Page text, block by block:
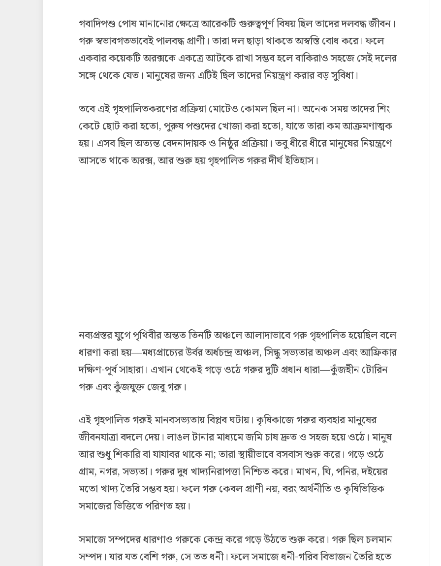
গবাদিপশু পোষ মানানোর ক্ষেত্রে আরেকটি গুরুত্বপূর্ণ বিষয় ছিল তাদের দলবদ্ধ জীবন।
গরু স্বভাবগতভাবেই পালবদ্ধ প্রাণী। তারা দল ছাড়া থাকতে অস্বস্তি বোধ করে। ফলে
একবার কয়েকটি অরক্সকে একত্রে আটকে রাখা সম্ভব হলে বাকিরাও সহজে সেই দলের
সঙ্গে থেকে যেত। মানুষের জন্য এটিই ছিল তাদের নিয়ন্ত্রণ করার বড় সুবিধা।
তবে এই গৃহপালিতকরণের প্রক্রিয়া মোটেও কোমল ছিল না। অনেক সময় তাদের শিং
কেটে ছোট করা হতো, পুরুষ পশুদের খোজা করা হতো, যাতে তারা কম আক্রমণাত্মক
হয়। এসব ছিল অত্যন্ত বেদনাদায়ক ও নিষ্ঠুর প্রক্রিয়া। তবু ধীরে ধীরে মানুষের নিয়ন্ত্রণে
আসতে থাকে অরক্স, আর শুরু হয় গৃহপালিত গরুর দীর্ঘ ইতিহাস।
নব্যপ্রস্তর যুগে পৃথিবীর অন্তত তিনটি অঞ্চলে আলাদাভাবে গরু গৃহপালিত হয়েছিল বলে
ধারণা করা হয়—মধ্যপ্রাচ্যের উর্বর অর্ধচন্দ্র অঞ্চল, সিন্ধু সভ্যতার অঞ্চল এবং আফ্রিকার
দক্ষিণ-পূর্ব সাহারা। এখান থেকেই গড়ে ওঠে গরুর দুটি প্রধান ধারা—কুঁজহীন টোরিন
গরু এবং কুঁজযুক্ত জেবু গরু।
এই গৃহপালিত গরুই মানবসভ্যতায় বিপ্লব ঘটায়। কৃষিকাজে গরুর ব্যবহার মানুষের
জীবনযাত্রা বদলে দেয়। লাঙল টানার মাধ্যমে জমি চাষ দ্রুত ও সহজ হয়ে ওঠে। মানুষ
আর শুধু শিকারি বা যাযাবর থাকে না; তারা স্থায়ীভাবে বসবাস শুরু করে। গড়ে ওঠে
গ্রাম, নগর, সভ্যতা। গরুর দুধ খাদ্যনিরাপত্তা নিশ্চিত করে। মাখন, ঘি, পনির, দইয়ের
মতো খাদ্য তৈরি সম্ভব হয়। ফলে গরু কেবল প্রাণী নয়, বরং অর্থনীতি ও কৃষিভিত্তিক
সমাজের ভিত্তিতে পরিণত হয়।
সমাজে সম্পদের ধারণাও গরুকে কেন্দ্র করে গড়ে উঠতে শুরু করে। গরু ছিল চলমান
সম্পদ। যার যত বেশি গরু, সে তত ধনী। ফলে সমাজে ধনী-গরিব বিভাজন তৈরি হতে